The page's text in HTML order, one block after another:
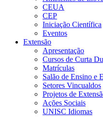
CEUA
CEP
Iniciação Científica
Eventos
Extensão
Apresentação
Cursos de Curta
Matrículas
Salão de Ensino e
Setores Vincualdos
Projetos de
Ações Sociais
UNISC Idiomas